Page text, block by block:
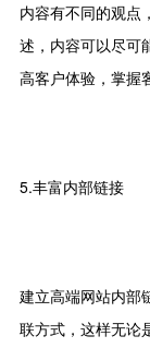
内容有不同的观点
述，内容可以尽可
高客户体验，掌握
5.丰富内部链接
建立高端网站内部
联方式，这样无论